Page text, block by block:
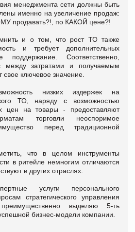
менеджмента сети должны быть
именно на увеличение продаж:
продавать?!, по КАКОЙ цене?!
и о том, что рост ТО также
и требует дополнительных
Соответственно,
между затратами и получаемым
свое ключевое значение.
низких издержек на
ТО, наряду с возможностью
цен на товары - предоставляют
торговли неоспоримое
перед традиционной
что в целом инструменты
в ритейле немногим отличаются
в других отраслях.
услуги персонального
стратегического управления
выделяю 5-ть
бизнес-модели компании.